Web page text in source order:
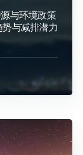
与环境政策
与减排潜力